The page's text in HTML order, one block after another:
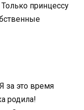
принцессу
за это время
родила!